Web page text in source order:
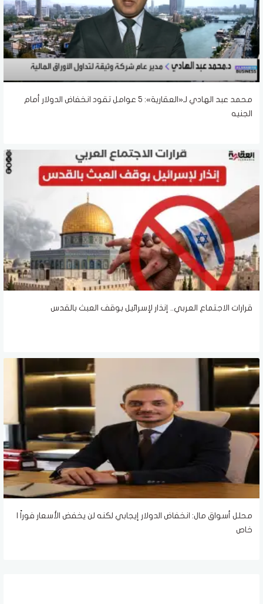
محمد عبد الهادي لـ«العقارية»: 5 عوامل تقود انخفاض الدولار أمام
الجنيه
قرارات الاجتماع العربي.. إنذار لإسرائيل بوقف العبث بالقدس
محلل أسواق مال: انخفاض الدولار إيجابي لكنه لن يخفض الأسعار فوراً |
خاص